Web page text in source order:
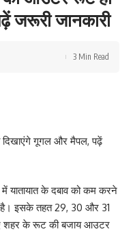
जरूरी जानकारी
3 Min Read
गूगल और मैपल, पढ़ें
यातायात के दबाव को कम करने
इसके तहत 29, 30 और 31
शहर के रूट की बजाय आउटर